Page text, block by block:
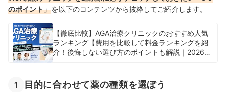
のポイント」を以下のコンテンツから抜粋してご紹介します。
【徹底比較】AGA治療クリニックのおすすめ人気
ランキング【費用を比較して料金ランキングを紹
介！後悔しない選び方のポイントも解説｜2026
1 目的に合わせて薬の種類を選ぼう